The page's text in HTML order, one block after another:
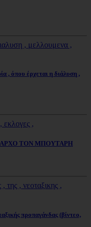
, όπου έρχεται η διάλυση ,
ΤΟΝ ΜΠΟΥΤΑΡΗ
προπαγάνδας (βίντεο,